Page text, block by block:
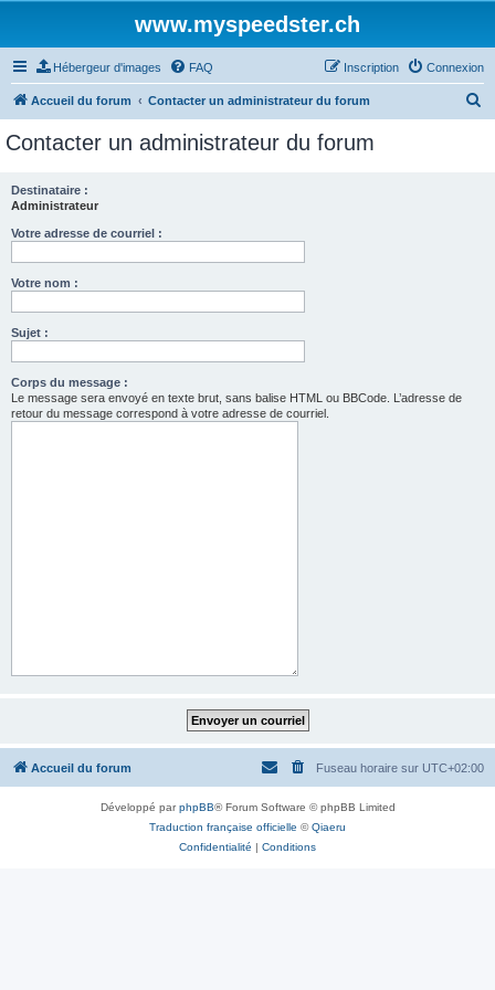
www.myspeedster.ch
Hébergeur d'images FAQ Connexion
Inscription
Accueil du forum Contacter un administrateur du forum
Contacter un administrateur du forum
Destinataire :
Administrateur
Votre adresse de courriel :
Votre nom :
Sujet :
Corps du message :
Le message sera envoyé en texte brut, sans balise HTML ou BBCode. L’adresse de
retour du message correspond à votre adresse de courriel.
Accueil du forum Fuseau horaire sur UTC+02:00
Développé parphpBB® Forum Software © phpBB Limited
Traduction française officielle ©Qiaeru
Confidentialité | Conditions